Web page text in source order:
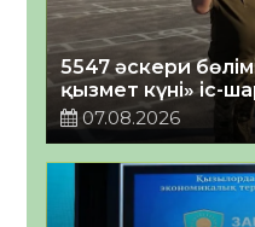
5547 әскери
қызмет күні» іс-
07.08.2026